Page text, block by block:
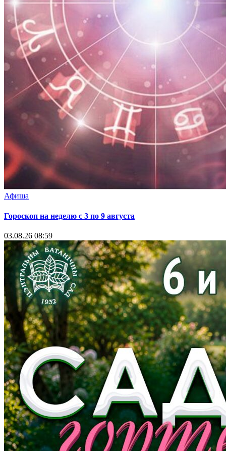
Афиша
Гороскоп на неделю с 3 по 9 августа
03.08.26 08:59